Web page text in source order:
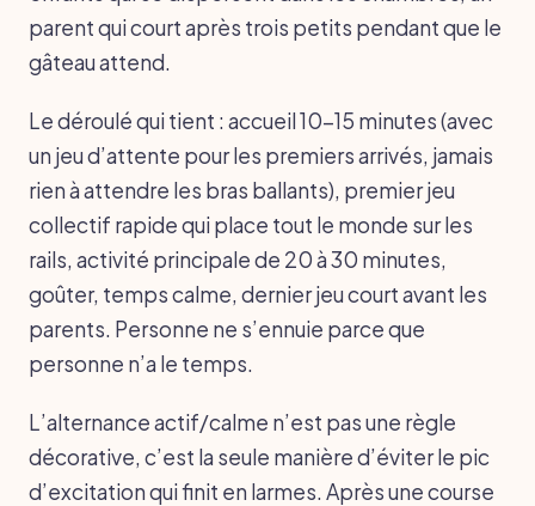
parent qui court après trois petits pendant que le
gâteau attend.
Le déroulé qui tient : accueil 10-15 minutes (avec
un jeu d’attente pour les premiers arrivés, jamais
rien à attendre les bras ballants), premier jeu
collectif rapide qui place tout le monde sur les
rails, activité principale de 20 à 30 minutes,
goûter, temps calme, dernier jeu court avant les
parents. Personne ne s’ennuie parce que
personne n’a le temps.
L’alternance actif/calme n’est pas une règle
décorative, c’est la seule manière d’éviter le pic
d’excitation qui finit en larmes. Après une course